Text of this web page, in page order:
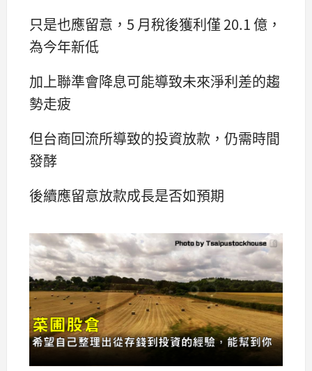
只是也應留意，5 月稅後獲利僅 20.1 億，
為今年新低
加上聯準會降息可能導致未來淨利差的趨
勢走疲
但台商回流所導致的投資放款，仍需時間
發酵
後續應留意放款成長是否如預期